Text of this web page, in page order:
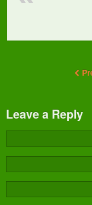
Leave a Reply